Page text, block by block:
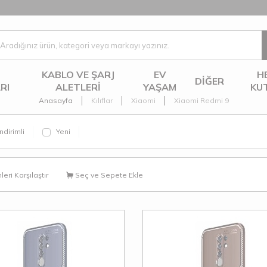
KABLO VE ŞARJ
ALETLERI
EV
YAŞAM
DIĞER
Anasayfa Kılıflar Xiaomi Xiaomi Redmi 9
Yeni
Karşılaştır Seç ve Sepete Ekle